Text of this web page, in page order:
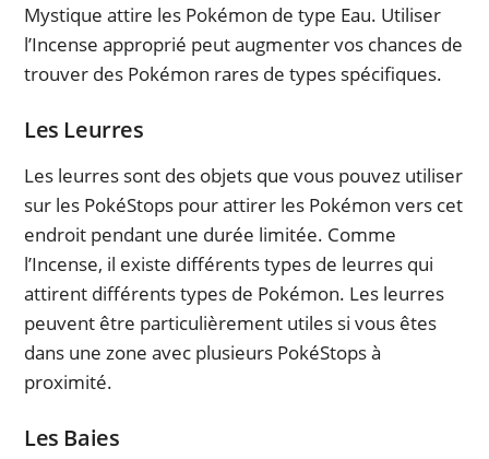
Mystique attire les Pokémon de type Eau. Utiliser
l’Incense approprié peut augmenter vos chances de
trouver des Pokémon rares de types spécifiques.
Les Leurres
Les leurres sont des objets que vous pouvez utiliser
sur les PokéStops pour attirer les Pokémon vers cet
endroit pendant une durée limitée. Comme
l’Incense, il existe différents types de leurres qui
attirent différents types de Pokémon. Les leurres
peuvent être particulièrement utiles si vous êtes
dans une zone avec plusieurs PokéStops à
proximité.
Les Baies